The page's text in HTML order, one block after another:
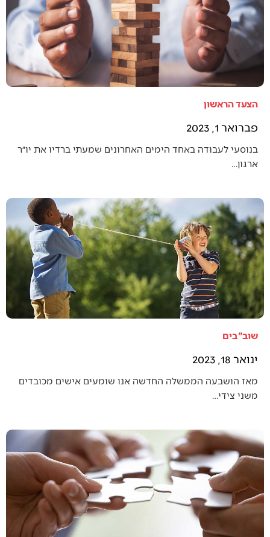
הצעד הראשון
פברואר 1, 2023
בנוסעי לעבודה באחד הימים האחרונים שמעתי ברדיו את יו״ר
ארגון…
שוב"בים
ינואר 18, 2023
מאז הושבעה הממשלה החדשה אנו שומעים אישים מכובדים
משני צידי…